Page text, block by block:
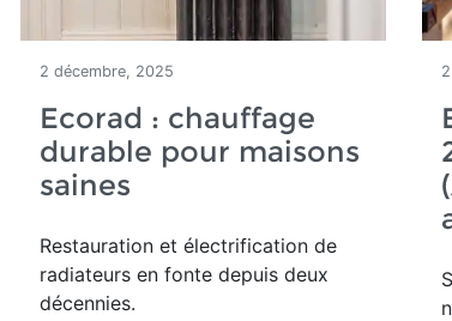
2 décembre, 2025
Ecorad : chauffage
durable pour maisons
saines
Restauration et électrification de
radiateurs en fonte depuis deux
décennies.